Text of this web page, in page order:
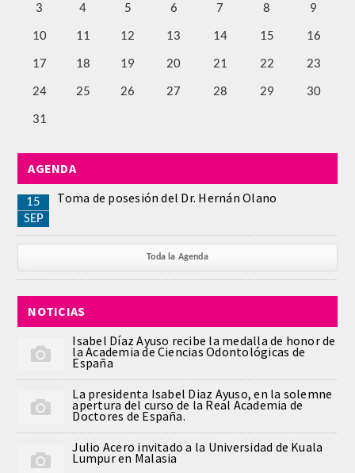
3 4 5 6 7 8 9
10 11 12 13 14 15 16
17 18 19 20 21 22 23
24 25 26 27 28 29 30
31
AGENDA
15
SEP
Toma de posesión del Dr. Hernán Olano
Toda la Agenda
NOTICIAS
Isabel Díaz Ayuso recibe la medalla de honor de
la Academia de Ciencias Odontológicas de
España
La presidenta Isabel Diaz Ayuso, en la solemne
apertura del curso de la Real Academia de
Doctores de España.
Julio Acero invitado a la Universidad de Kuala
Lumpur en Malasia